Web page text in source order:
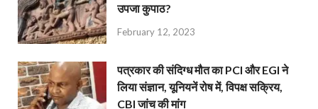
उपजा कुपाठ?
February 12, 2023
पत्रकार की संदिग्ध मौत का PCI और EGI ने
लिया संज्ञान, यूनियनें रोष में, विपक्ष सक्रिय,
CBI जांच की मांग